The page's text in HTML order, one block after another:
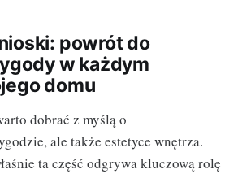
powrót do
w każdym
domu
dobrać z myślą o
ale także estetyce wnętrza.
ta część odgrywa kluczową rolę